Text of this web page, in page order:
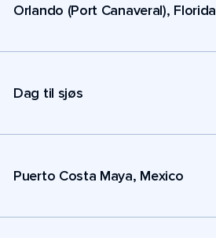
Orlando (Port Canaveral), Florida
Dag til sjøs
Puerto Costa Maya, Mexico